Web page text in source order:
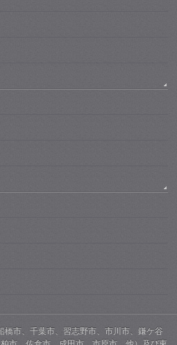
橋市、千葉市、習志野市、市川市、鎌ケ谷